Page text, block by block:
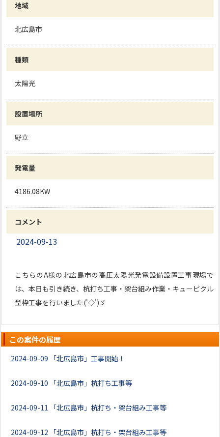
地域
北広島市
種類
太陽光
設置場所
野立
発電量
4186.08KW
コメント
2024-09-13
こちらのA様の北広島市の高圧太陽光発電設備設置工事現場で
は、本日も引き続き、杭打ち工事・架台組み作業・キューピクル
型枠工事を行いました('◇')ゞ
この案件の履歴
2024-09-09 「北広島市」工事開始！
2024-09-10 「北広島市」杭打ち工事等
2024-09-11 「北広島市」杭打ち・架台組み工事等
2024-09-12 「北広島市」杭打ち・架台組み工事等